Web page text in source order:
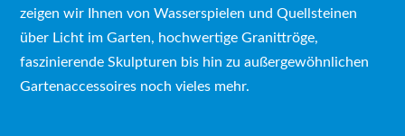
zeigen wir Ihnen von Wasserspielen und Quellsteinen
über Licht im Garten, hochwertige Granittröge,
faszinierende Skulpturen bis hin zu außergewöhnlichen
Gartenaccessoires noch vieles mehr.